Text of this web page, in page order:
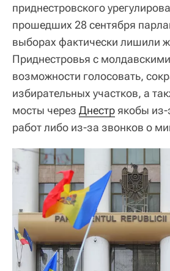
приднестровского
прошедших 28 сентября
выборах фактически лишили
Приднестровья с
возможности голосовать,
избирательных участков, а
мосты через Днестр якобы
работ либо из-за звонков о